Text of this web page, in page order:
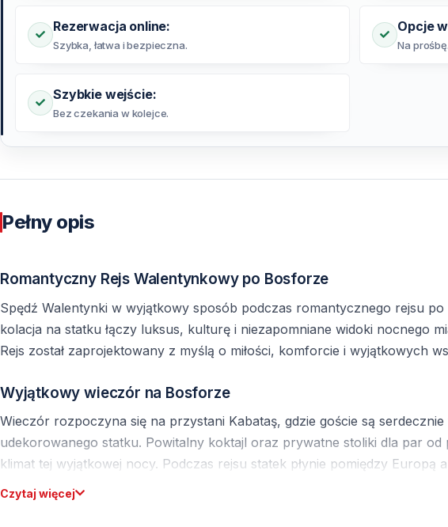
Rezerwacja online:
Szybka, łatwa i bezpieczna.
Opcje
Na prośbę.
Szybkie wejście:
Bez czekania w kolejce.
Pełny opis
Romantyczny Rejs Walentynkowy po Bosforze
Spędź Walentynki w wyjątkowy sposób podczas romantycznego rejsu
kolacja na statku łączy luksus, kulturę i niezapomniane widoki nocnego
Rejs został zaprojektowany z myślą o miłości, komforcie i wyjątkowych
Wyjątkowy wieczór na Bosforze
Wieczór rozpoczyna się na przystani Kabataş, gdzie goście są serdecznie
udekorowanego statku. Powitalny koktajl oraz prywatne stoliki dla par
klimat tej wyjątkowej nocy. Podczas rejsu statek płynie pomiędzy Europą
perspektywę na Stambuł nocą. Oświetlone pałace, meczety i mosty
Czytaj więcej